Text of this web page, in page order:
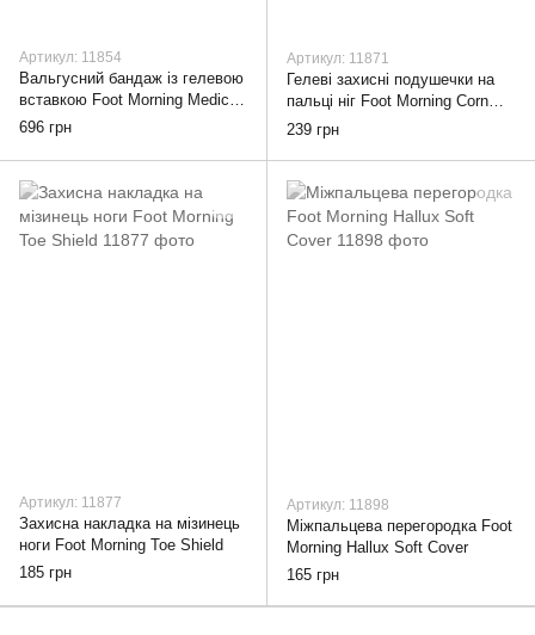
Артикул: 11854
Вальгусний бандаж із гелевою
вставкою Foot Morning Medicus
Band
696 грн
Артикул: 11871
Гелеві захисні подушечки на
пальці ніг Foot Morning Corn
Pads
239 грн
Артикул: 11877
Захисна накладка на мізинець
ноги Foot Morning Toe Shield
185 грн
Артикул: 11898
Міжпальцева перегородка Foot
Morning Hallux Soft Cover
165 грн